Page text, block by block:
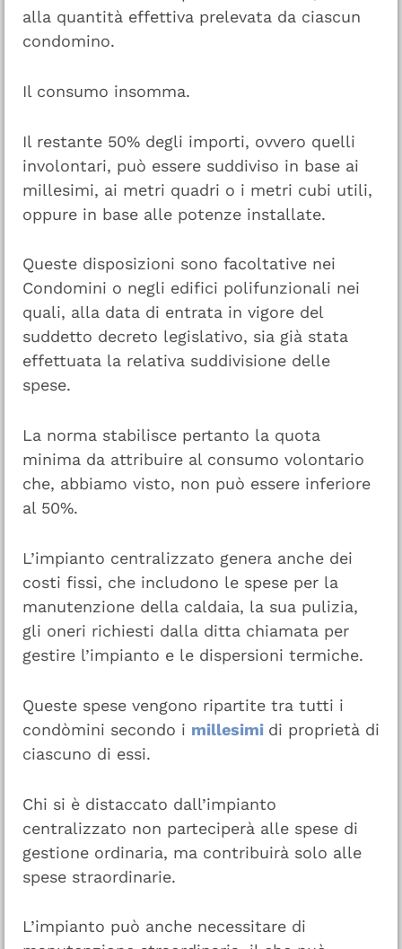
alla quantità effettiva prelevata da ciascun
condomino.
Il consumo insomma.
Il restante 50% degli importi, ovvero quelli
involontari, può essere suddiviso in base ai
millesimi, ai metri quadri o i metri cubi utili,
oppure in base alle potenze installate.
Queste disposizioni sono facoltative nei
Condomini o negli edifici polifunzionali nei
quali, alla data di entrata in vigore del
suddetto decreto legislativo, sia già stata
effettuata la relativa suddivisione delle
spese.
La norma stabilisce pertanto la quota
minima da attribuire al consumo volontario
che, abbiamo visto, non può essere inferiore
al 50%.
L’impianto centralizzato genera anche dei
costi fissi, che includono le spese per la
manutenzione della caldaia, la sua pulizia,
gli oneri richiesti dalla ditta chiamata per
gestire l’impianto e le dispersioni termiche.
Queste spese vengono ripartite tra tutti i
condòmini secondo i millesimi di proprietà di
ciascuno di essi.
Chi si è distaccato dall’impianto
centralizzato non parteciperà alle spese di
gestione ordinaria, ma contribuirà solo alle
spese straordinarie.
L’impianto può anche necessitare di